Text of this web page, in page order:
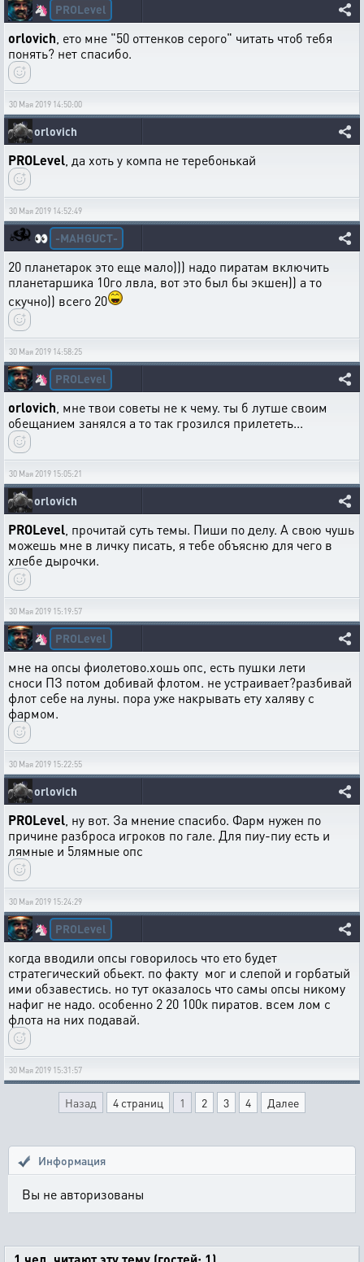
🦄 PROLevel
orlovich , ето мне "50 оттенков серого" читать чтоб тебя
понять? нет спасибо.
30 Мая 2019 14:50:00
orlovich
PROLevel , да хоть у компа не теребонькай
30 Мая 2019 14:52:49
👀 -MAHGUCT-
20 планетарок это еще мало))) надо пиратам включить
планетаршика 10го лвла, вот это был бы экшен)) а то
скучно)) всего 20
30 Мая 2019 14:58:25
🦄 PROLevel
orlovich , мне твои советы не к чему. ты б лутше своим
обещанием занялся а то так грозился прилететь...
30 Мая 2019 15:05:21
orlovich
PROLevel , прочитай суть темы. Пиши по делу. А свою чушь
можешь мне в личку писать, я тебе объясню для чего в
хлебе дырочки.
30 Мая 2019 15:19:57
🦄 PROLevel
мне на опсы фиолетово.хошь опс, есть пушки лети
сноси ПЗ потом добивай флотом. не устраивает?разбивай
флот себе на луны. пора уже накрывать ету халяву с
фармом.
30 Мая 2019 15:22:55
orlovich
PROLevel , ну вот. За мнение спасибо. Фарм нужен по
причине разброса игроков по гале. Для пиу-пиу есть и
лямные и 5лямные опс
30 Мая 2019 15:24:29
🦄 PROLevel
когда вводили опсы говорилось что ето будет
стратегический обьект. по факту мог и слепой и горбатый
ими обзавестись. но тут оказалось что самы опсы никому
нафиг не надо. особенно 2 20 100к пиратов. всем лом с
флота на них подавай.
30 Мая 2019 15:31:57
Назад 4 страниц 1 2 3 4 Далее
Информация
Вы не авторизованы